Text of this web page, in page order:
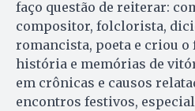
faço questão de reiterar:
compositor, folclorista,
romancista, poeta e criou o
história e memórias de
em crônicas e causos
encontros festivos,